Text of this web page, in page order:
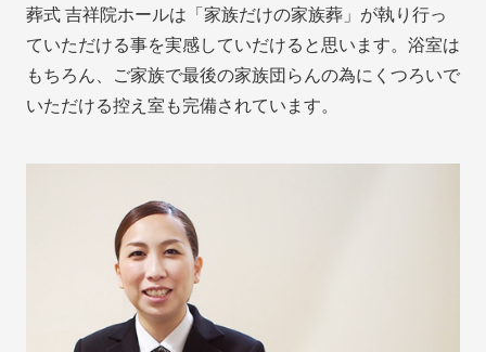
葬式 吉祥院ホールは「家族だけの家族葬」が執り行っ
ていただける事を実感していだけると思います。浴室は
もちろん、ご家族で最後の家族団らんの為にくつろいで
いただける控え室も完備されています。